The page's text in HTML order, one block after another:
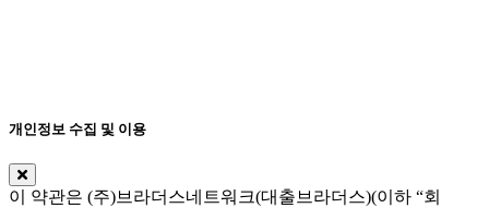
개인정보 수집 및 이용
이 약관은 (주)브라더스네트워크(대출브라더스)(이하 “회